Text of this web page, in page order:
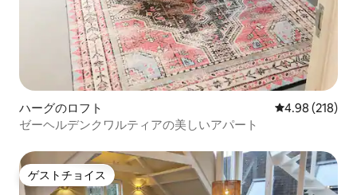
ハーグのロフト レビュー218
4.98 (218)
ゼーヘルデンクワルティアの美しいアパート
ゲストチョイス
ゲストチョイス